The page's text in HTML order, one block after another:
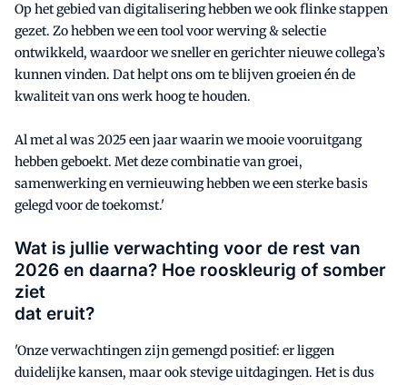
Op het gebied van digitalisering hebben we ook flinke stappen
gezet. Zo hebben we een tool voor werving & selectie
ontwikkeld, waardoor we sneller en gerichter nieuwe collega’s
kunnen vinden. Dat helpt ons om te blijven groeien én de
kwaliteit van ons werk hoog te houden.
Al met al was 2025 een jaar waarin we mooie vooruitgang
hebben geboekt. Met deze combinatie van groei,
samenwerking en vernieuwing hebben we een sterke basis
gelegd voor de toekomst.'
Wat is jullie verwachting voor de rest van
2026 en daarna? Hoe rooskleurig of somber
ziet
dat eruit?
'Onze verwachtingen zijn gemengd positief: er liggen
duidelijke kansen, maar ook stevige uitdagingen. Het is dus